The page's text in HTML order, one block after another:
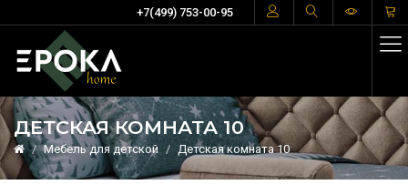
+7(499) 753-00-95
ДЕТСКАЯ КОМНАТА 10
Мебель для детской Детская комната 10